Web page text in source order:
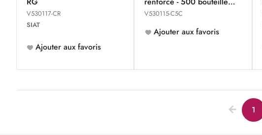
V530117-CR
SIAT
Ajouter aux favoris
Champagne
V530115-C5C
Ajouter aux favoris
1